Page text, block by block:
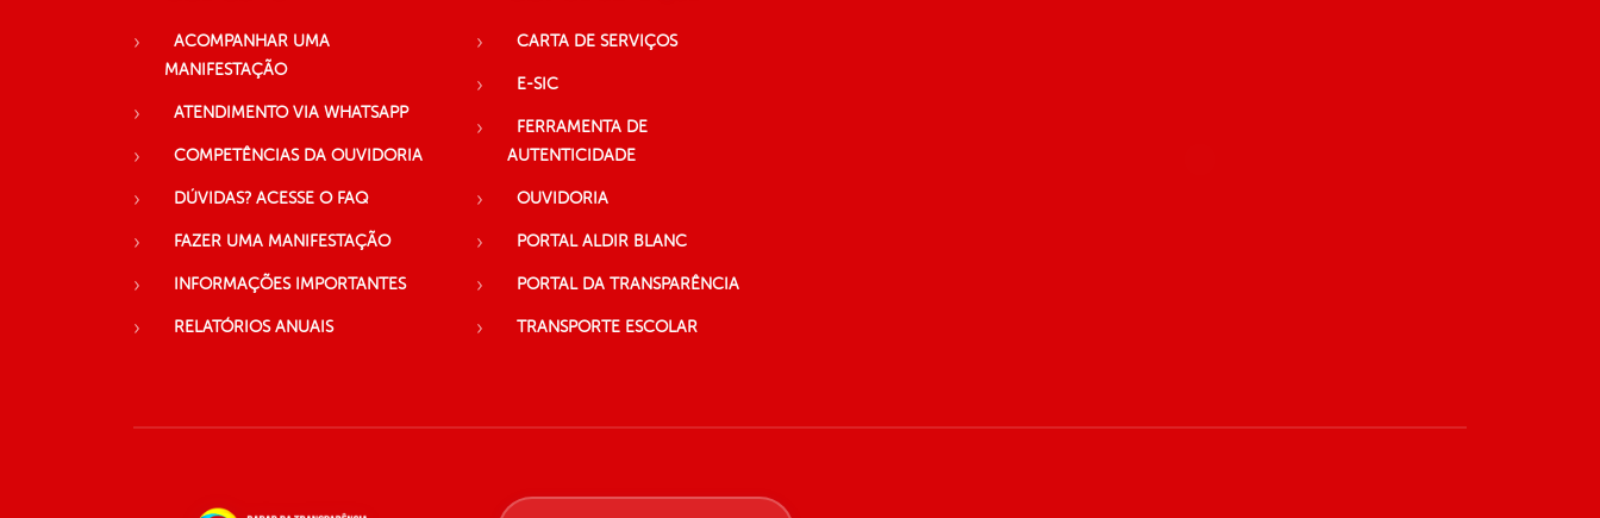
ACOMPANHAR UMA
MANIFESTAÇÃO
ATENDIMENTO VIA WHATSAPP
COMPETÊNCIAS DA OUVIDORIA
DÚVIDAS? ACESSE O FAQ
FAZER UMA MANIFESTAÇÃO
INFORMAÇÕES IMPORTANTES
RELATÓRIOS ANUAIS
CARTA DE SERVIÇOS
E-SIC
FERRAMENTA DE
AUTENTICIDADE
OUVIDORIA
PORTAL ALDIR BLANC
PORTAL DA TRANSPARÊNCIA
TRANSPORTE ESCOLAR